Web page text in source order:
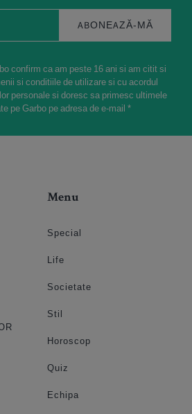
ABONEAZĂ-MĂ
confirm ca am peste 16 ani si am citit si
si conditiile de utilizare si cu acordul
personale si doresc sa primesc ultimele
pe Garbo pe adresa de e-mail *
Menu
Special
Life
Societate
Stil
Horoscop
Quiz
Echipa